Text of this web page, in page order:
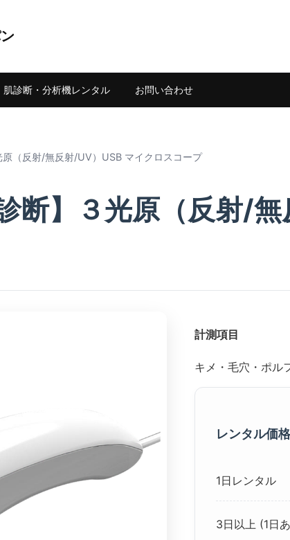
肌診断・分析機レンタル お問い合わせ
原（反射/無反射/UV）USB マイクロスコープ
断】３光原（反射/
計測項目
キメ・毛穴・ポル
レンタル価格
1日レンタル
3日以上 (1日